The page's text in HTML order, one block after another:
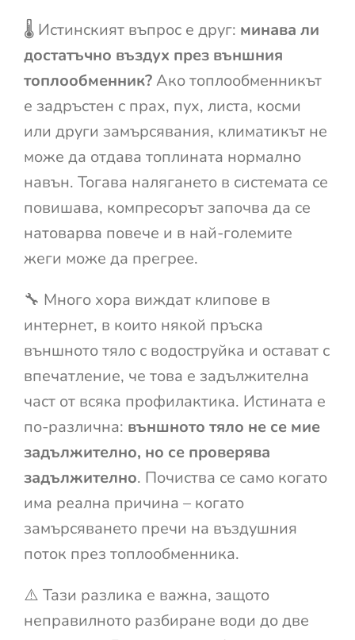
🌡️ Истинският въпрос е друг: минава ли
достатъчно въздух през външния
топлообменник?Ако топлообменникът
е задръстен с прах, пух, листа, косми
или други замърсявания, климатикът не
може да отдава топлината нормално
навън. Тогава налягането в системата се
повишава, компресорът започва да се
натоварва повече и в най-големите
жеги може да прегрее.
🔧 Много хора виждат клипове в
интернет, в които някой пръска
външното тяло с водоструйка и остават с
впечатление, че това е задължителна
част от всяка профилактика. Истината е
по-различна: външното тяло не се мие
задължително, но се проверява
задължително. Почиства се само когато
има реална причина – когато
замърсяването пречи на въздушния
поток през топлообменника.
⚠️ Тази разлика е важна, защото
неправилното разбиране води до две